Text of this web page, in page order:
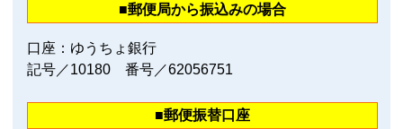
■郵便局から振込みの場合
口座：ゆうちょ銀行
記号／10180 番号／62056751
■郵便振替口座